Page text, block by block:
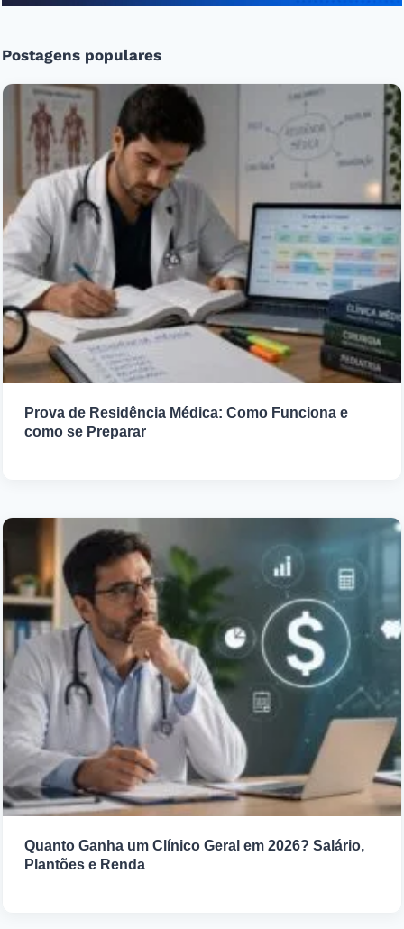
Postagens populares
Prova de Residência Médica: Como Funciona e
como se Preparar
Quanto Ganha um Clínico Geral em 2026? Salário,
Plantões e Renda